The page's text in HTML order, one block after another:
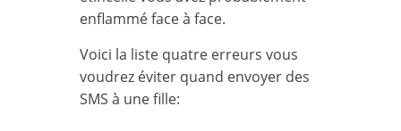
enflammé face à face.
Voici la liste quatre erreurs vous
voudrez éviter quand envoyer des
SMS à une fille: